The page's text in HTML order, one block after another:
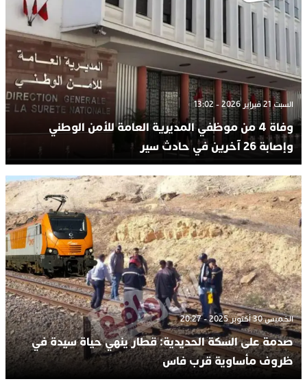
السبت 21 فبراير 2026 - 13:02
وفاة 4 من موظفي المديرية العامة للأمن الوطني
وإصابة 26 آخرين في حادث سير
الخميس 30 أكتوبر 2025 - 20:27
صدمة على السكة الحديدية: قطار ينهي حياة سيدة في
ظروف مأساوية قرب فاس